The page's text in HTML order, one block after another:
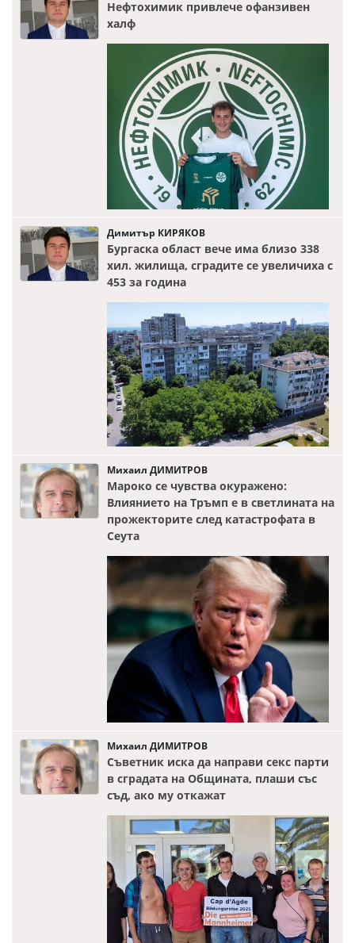
Нефтохимик привлече офанзивен
халф
Димитър КИРЯКОВ
Бургаска област вече има близо 338
хил. жилища, сградите се увеличиха с
453 за година
Михаил ДИМИТРОВ
Мароко се чувства окуражено:
Влиянието на Тръмп е в светлината на
прожекторите след катастрофата в
Сеута
Михаил ДИМИТРОВ
Съветник иска да направи секс парти
в сградата на Общината, плаши със
съд, ако му откажат